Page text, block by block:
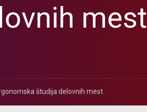
mest
študija delovnih mest